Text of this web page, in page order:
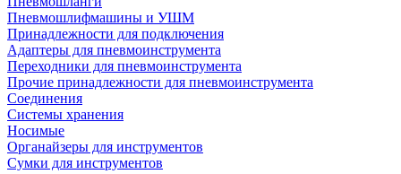
Пневмошлифмашины и УШМ
Принадлежности для подключения
Адаптеры для пневмоинструмента
Переходники для пневмоинструмента
Прочие принадлежности для пневмоинструмента
Соединения
Системы хранения
Носимые
Органайзеры для инструментов
Сумки для инструментов